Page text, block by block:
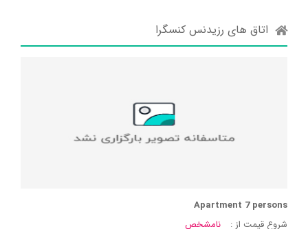
اتاق های رزیدنس کنسگرا
Apartment 7 persons
شروع قیمت از :
نامشخص